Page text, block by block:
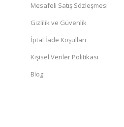
Mesafeli Satış Sözleşmesi
Gizlilik ve Güvenlik
İptal İade Koşullari
Kişisel Veriler Politikası
Blog